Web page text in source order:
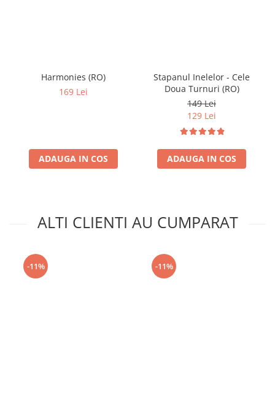
Harmonies (RO)
169 Lei
ADAUGA IN COS
Stapanul Inelelor - Cele
Doua Turnuri (RO)
149 Lei
129 Lei
ADAUGA IN COS
ALTI CLIENTI AU CUMPARAT
-11% -11%